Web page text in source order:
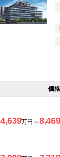
価格
4,639万円～8,469